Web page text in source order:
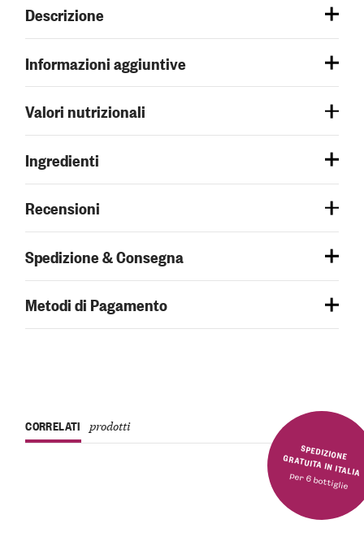
Descrizione
Informazioni aggiuntive
Valori nutrizionali
Ingredienti
Recensioni
Spedizione & Consegna
Metodi di Pagamento
SPEDIZIONE GRATUITA IN ITALIA
per 6 bottiglie
CORRELATI prodotti